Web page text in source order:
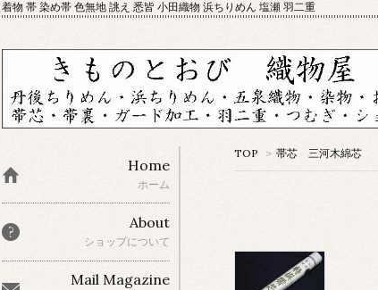
物 帯 染め帯 色無地 誂え 悉皆 小田織物 浜ちりめん 塩瀬 羽二重
TOP > 帯芯 三河木綿芯
Home
ホーム
About
ショップについて
Mail Magazine